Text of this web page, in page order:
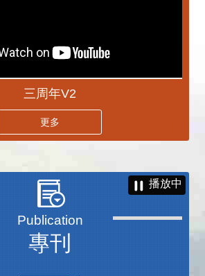
三周年V2
更多
專刊
播放中